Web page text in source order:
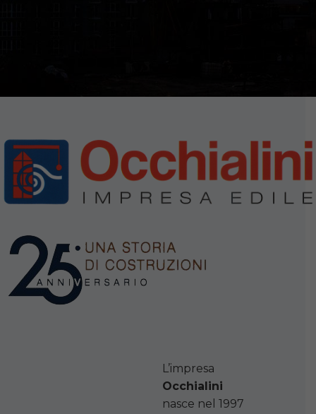
L’impresa
Occhialini
nasce nel 1997